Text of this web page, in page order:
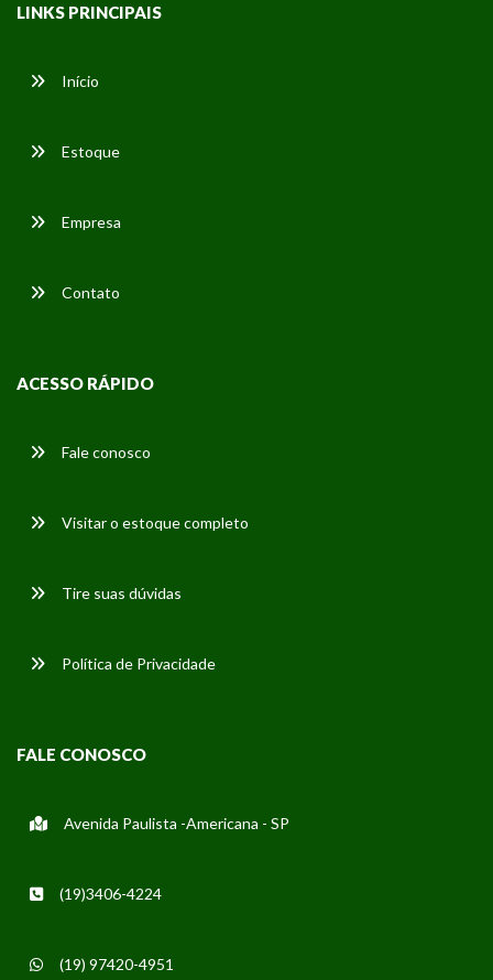
LINKS PRINCIPAIS
Início
Estoque
Empresa
Contato
ACESSO RÁPIDO
Fale conosco
Visitar o estoque completo
Tire suas dúvidas
Política de Privacidade
FALE CONOSCO
Avenida Paulista -Americana - SP
(19)3406-4224
(19) 97420-4951